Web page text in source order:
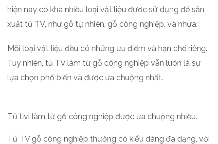
hiện nay có khá nhiều loại vật liệu được sử dụng để sản
xuất tủ TV, như gỗ tự nhiên, gỗ công nghiệp, và nhựa.
Mỗi loại vật liệu đều có những ưu điểm và hạn chế riêng.
Tuy nhiên, tủ TV làm từ gỗ công nghiệp vẫn luôn là sự
lựa chọn phổ biến và được ưa chuộng nhất.
Tủ tivi làm từ gỗ công nghiệp được ưa chuộng nhiều.
Tủ TV gỗ công nghiệp thường có kiểu dáng đa dạng, với